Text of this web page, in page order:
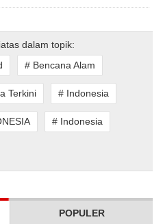
dalam topik:
# Bencana Alam
Terkini # Indonesia
# Indonesia
POPULER